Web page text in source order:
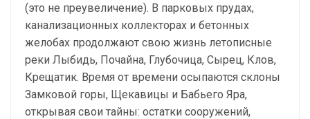
(это не преувеличение). В парковых прудах,
канализационных коллекторах и бетонных
желобах продолжают свою жизнь летописные
реки Лыбидь, Почайна, Глубочица, Сырец, Клов,
Крещатик. Время от времени осыпаются склоны
Замковой горы, Щекавицы и Бабьего Яра,
открывая свои тайны: остатки сооружений,